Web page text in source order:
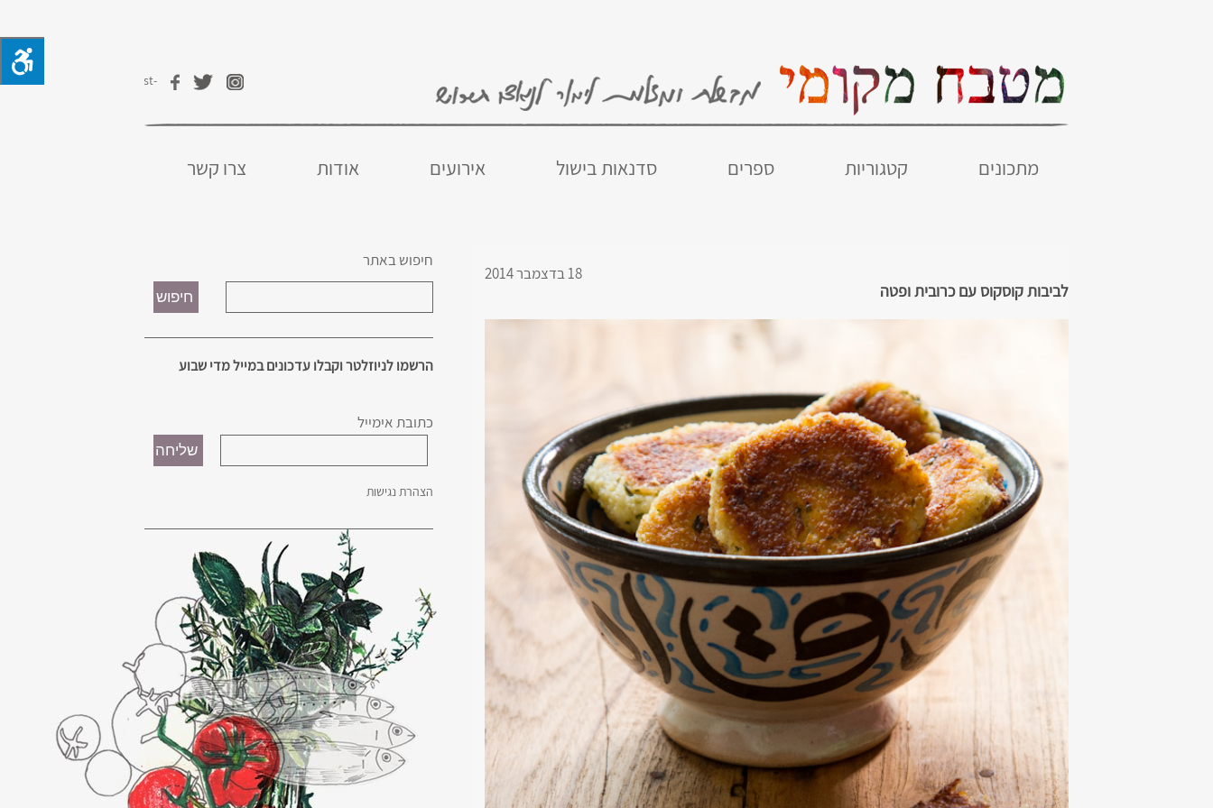
מתכונים קטגוריות ספרים סדנאות בישול אירועים אודות צרו קשר
18 בדצמבר 2014
לביבות קוסקוס עם כרובית ופטה
חיפוש באתר
הרשמו לניוזלטר וקבלו עדכונים במייל מדי שבוע
כתובת אימייל
הצהרת נגישות